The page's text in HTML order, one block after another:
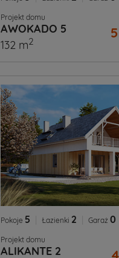
Projekt domu
AWOKADO 5
132 m2
Pokoje 5 Łazienki 2 Garaż 0
Projekt domu
ALIKANTE 2